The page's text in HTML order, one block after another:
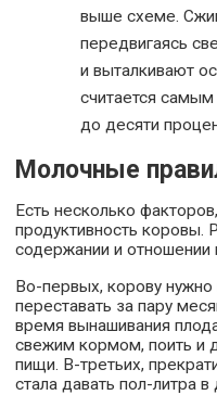
выше схеме.
передвигаясь
и выталкивают
считается
до десяти
Молочные
Есть несколько
продуктивность коровы.
содержании и отношении
Во-первых, корову нужно
переставать за пару
время вынашивания
свежим кормом, поить и
пищи. В-третьих,
стала давать пол-литра в